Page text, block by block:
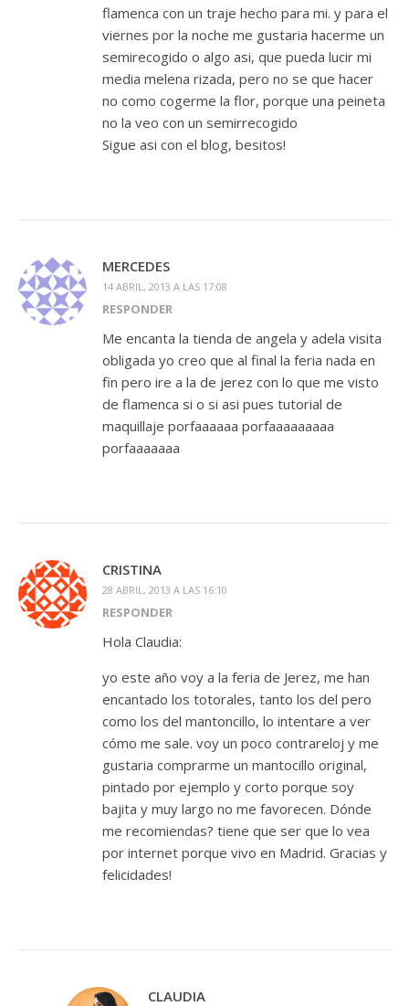
flamenca con un traje hecho para mi. y para el
viernes por la noche me gustaria hacerme un
semirecogido o algo asi, que pueda lucir mi
media melena rizada, pero no se que hacer
no como cogerme la flor, porque una peineta
no la veo con un semirrecogido
Sigue asi con el blog, besitos!
MERCEDES
14 ABRIL, 2013 A LAS 17:08
RESPONDER
Me encanta la tienda de angela y adela visita
obligada yo creo que al final la feria nada en
fin pero ire a la de jerez con lo que me visto
de flamenca si o si asi pues tutorial de
maquillaje porfaaaaaa porfaaaaaaaaa
porfaaaaaaa
CRISTINA
28 ABRIL, 2013 A LAS 16:10
RESPONDER
Hola Claudia:
yo este año voy a la feria de Jerez, me han
encantado los totorales, tanto los del pero
como los del mantoncillo, lo intentare a ver
cómo me sale. voy un poco contrareloj y me
gustaria comprarme un mantocillo original,
pintado por ejemplo y corto porque soy
bajita y muy largo no me favorecen. Dónde
me recomiendas? tiene que ser que lo vea
por internet porque vivo en Madrid. Gracias y
felicidades!
CLAUDIA